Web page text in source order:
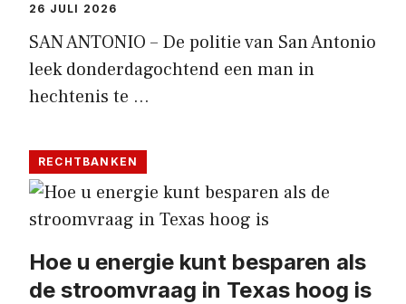
26 JULI 2026
SAN ANTONIO – De politie van San Antonio
leek donderdagochtend een man in
hechtenis te …
RECHTBANKEN
Hoe u energie kunt besparen als
de stroomvraag in Texas hoog is